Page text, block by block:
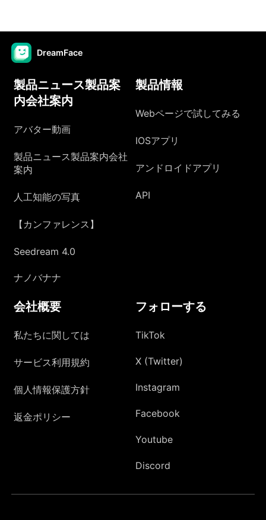
DreamFace
製品ニュース製品案
内会社案内
アバター動画
製品ニュース製品案内会社
案内
人工知能の写真
【カンファレンス】
Seedream 4.0
ナノバナナ
製品情報
Webページで試してみる
IOSアプリ
アンドロイドアプリ
API
会社概要
私たちに関しては
サービス利用規約
個人情報保護方針
返金ポリシー
フォローする
TikTok
X (Twitter)
Instagram
Facebook
Youtube
Discord